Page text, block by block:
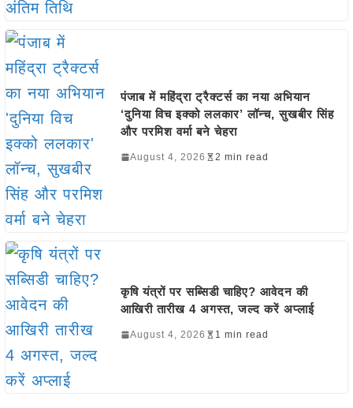
पंजाब में महिंद्रा ट्रैक्टर्स का नया अभियान
‘दुनिया विच इक्को ललकार’ लॉन्च, सुखबीर सिंह
और परमिश वर्मा बने चेहरा
August 4, 2026 2 min read
कृषि यंत्रों पर सब्सिडी चाहिए? आवेदन की
आखिरी तारीख 4 अगस्त, जल्द करें अप्लाई
August 4, 2026 1 min read